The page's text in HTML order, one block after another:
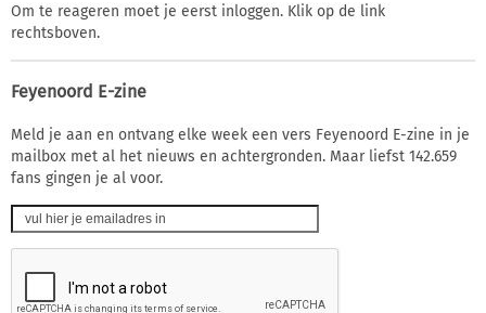
Om te reageren moet je eerst inloggen. Klik op de link
rechtsboven.
Feyenoord E-zine
Meld je aan en ontvang elke week een vers Feyenoord E-zine in je
mailbox met al het nieuws en achtergronden. Maar liefst 142.659
fans gingen je al voor.